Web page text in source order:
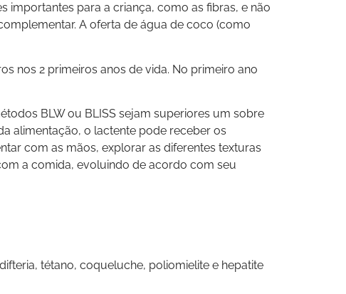
importantes para a criança, como as fibras, e não
A oferta de água de coco (como
nos 2 primeiros anos de vida. No primeiro ano
BLW ou BLISS sejam superiores um sobre
alimentação, o lactente pode receber os
com as mãos, explorar as diferentes texturas
a comida, evoluindo de acordo com seu
tétano, coqueluche, poliomielite e hepatite